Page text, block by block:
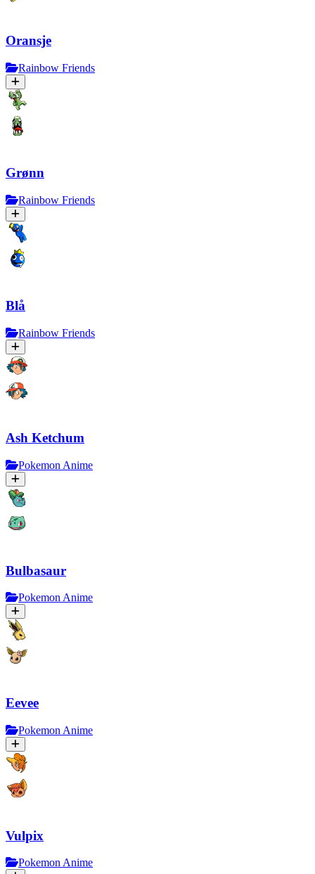
Oransje
Rainbow Friends
Grønn
Rainbow Friends
Blå
Rainbow Friends
Ash Ketchum
Pokemon Anime
Bulbasaur
Pokemon Anime
Eevee
Pokemon Anime
Vulpix
Pokemon Anime